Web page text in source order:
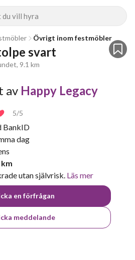
du vill hyra
Övrigt inom festmöbler
svart
9.1 km
av Happy Legacy
5/5
BankID
dag
km
utan självrisk. Läs mer
en förfrågan
meddelande